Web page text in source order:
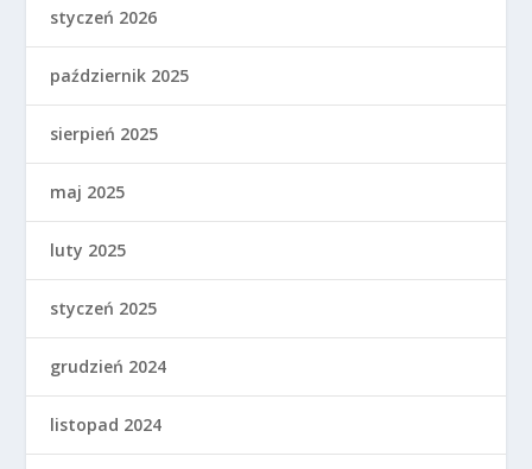
styczeń 2026
październik 2025
sierpień 2025
maj 2025
luty 2025
styczeń 2025
grudzień 2024
listopad 2024